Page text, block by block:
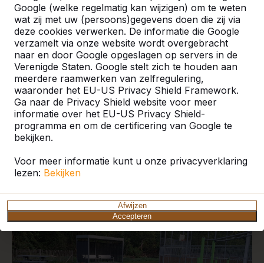
Google (welke regelmatig kan wijzigen) om te weten
wat zij met uw (persoons)gegevens doen die zij via
deze cookies verwerken. De informatie die Google
verzamelt via onze website wordt overgebracht
naar en door Google opgeslagen op servers in de
Verenigde Staten. Google stelt zich te houden aan
meerdere raamwerken van zelfregulering,
waaronder het EU-US Privacy Shield Framework.
Ga naar de Privacy Shield website voor meer
informatie over het EU-US Privacy Shield-
programma en om de certificering van Google te
bekijken.
Voor meer informatie kunt u onze privacyverklaring
lezen: Bekijken
Afwijzen
Accepteren
keuze.
Recente plaatsingen en